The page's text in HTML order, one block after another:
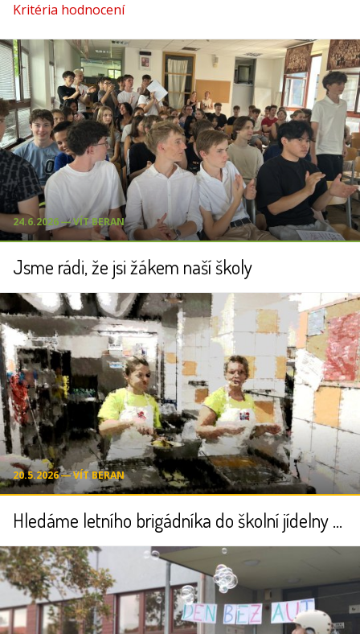
Kritéria hodnocení
24.6.2026 ― VÍT BERAN
Jsme rádi, že jsi žákem naší školy
20.5.2026 ― VÍT BERAN
Hledáme letního brigádníka do školní jídelny (příměstské tábory)